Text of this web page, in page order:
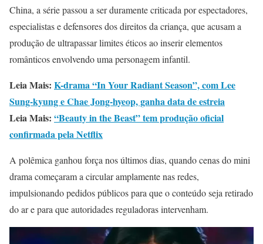
China, a série passou a ser duramente criticada por espectadores,
especialistas e defensores dos direitos da criança, que acusam a
produção de ultrapassar limites éticos ao inserir elementos
românticos envolvendo uma personagem infantil.
Leia Mais: K-drama “In Your Radiant Season”, com Lee
Sung-kyung e Chae Jong-hyeop, ganha data de estreia
Leia Mais: “Beauty in the Beast” tem produção oficial
confirmada pela Netflix
A polêmica ganhou força nos últimos dias, quando cenas do mini
drama começaram a circular amplamente nas redes,
impulsionando pedidos públicos para que o conteúdo seja retirado
do ar e para que autoridades reguladoras intervenham.